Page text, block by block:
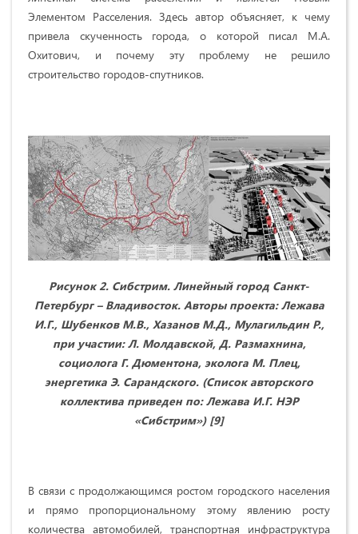
Элементом Расселения. Здесь автор объясняет, к чему
привела скученность города, о которой писал М.А.
Охитович, и почему эту проблему не решило
строительство городов-спутников.
Рисунок 2. Сибстрим. Линейный город Санкт-
Петербург – Владивосток. Авторы проекта: Лежава
И.Г., Шубенков М.В., Хазанов М.Д., Мулагильдин Р.,
при участии: Л. Молдавской, Д. Размахнина,
социолога Г. Дюментона, эколога М. Плец,
энергетика Э. Сарандского. (Список авторского
коллектива приведен по: Лежава И.Г. НЭР
«Сибстрим») [9]
В связи с продолжающимся ростом городского населения
и прямо пропорциональному этому явлению росту
количества автомобилей, транспортная инфраструктура